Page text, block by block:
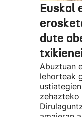
Euskal
dute
Abuztuan
lehorteak
zehazteko